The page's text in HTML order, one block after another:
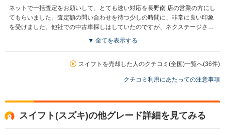
ネットで一括査定をお願いして、とても速い対応を長野南 店の営業の方にし
てもらいました。査定額の問い合わせを待つ少しの時間に、非常に良い印象
を受けました。他社での中古車探しはしていたのですが、ネクステージさん
での 検索はしていなかったので、調べてみたら、希望条件に近い車があった
買取店からの返信
お世話になっております。 株式会社ネクステージでございます。 この
ております。
▼ 全てを表示する
スイフトを売却した人のクチコミ(全国)一覧へ(36件)
クチコミ利用にあたっての注意事項
スイフト(スズキ)の他グレード詳細を見てみる